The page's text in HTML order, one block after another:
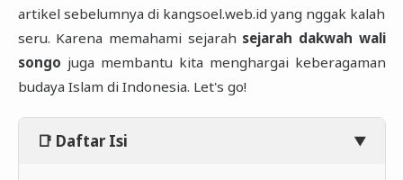
artikel sebelumnya di kangsoel.web.id yang nggak kalah
seru. Karena memahami sejarah sejarah dakwah wali
songo juga membantu kita menghargai keberagaman
budaya Islam di Indonesia. Let's go!
📑 Daftar Isi ▼